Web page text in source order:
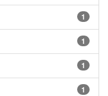
1
1
1
1